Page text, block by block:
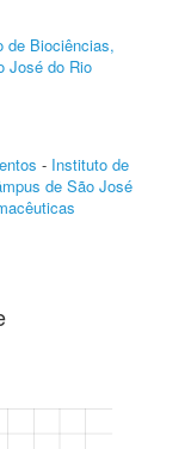
de Biociências,
José do Rio
- Instituto de
de São José